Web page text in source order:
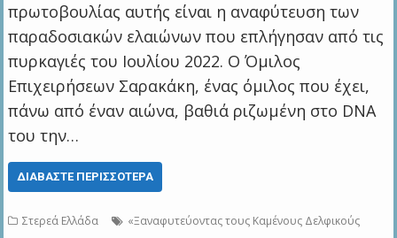
πρωτοβουλίας αυτής είναι η αναφύτευση των
παραδοσιακών ελαιώνων που επλήγησαν από τις
πυρκαγιές του Ιουλίου 2022. Ο Όμιλος
Επιχειρήσεων Σαρακάκη, ένας όμιλος που έχει,
πάνω από έναν αιώνα, βαθιά ριζωμένη στο DNA
του την…
ΔΙΑΒΆΣΤΕ ΠΕΡΙΣΣΌΤΕΡΑ
Στερεά Ελλάδα «Ξαναφυτεύοντας τους Καμένους Δελφικούς